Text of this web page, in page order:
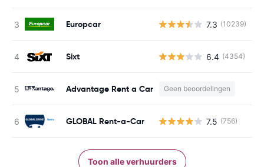
Europcar 7.3 (10239)
Sixt 6.4 (4354)
Advantage Rent a Car Geen beoordelingen
GLOBAL Rent-a-Car 7.5 (756)
Toon alle verhuurders